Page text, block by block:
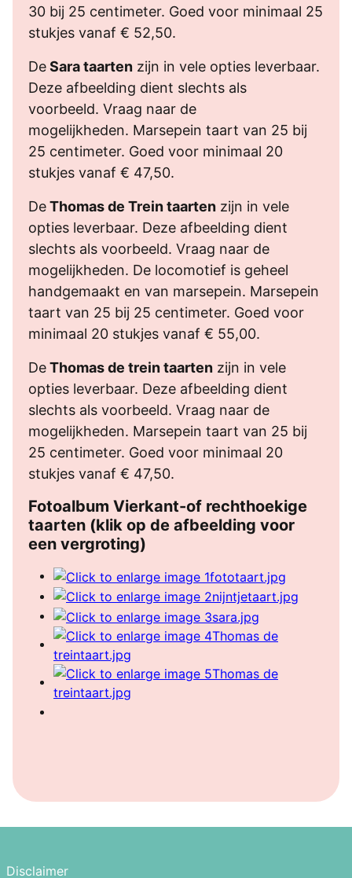
30 bij 25 centimeter. Goed voor minimaal 25
stukjes vanaf € 52,50.
DeSara taarten zijn in vele opties leverbaar.
Deze afbeelding dient slechts als
voorbeeld. Vraag naar de
mogelijkheden. Marsepein taart van 25 bij
25 centimeter. Goed voor minimaal 20
stukjes vanaf € 47,50.
DeThomas de Trein taarten zijn in vele
opties leverbaar. Deze afbeelding dient
slechts als voorbeeld. Vraag naar de
mogelijkheden. De locomotief is geheel
handgemaakt en van marsepein. Marsepein
taart van 25 bij 25 centimeter. Goed voor
minimaal 20 stukjes vanaf € 55,00.
DeThomas de trein taarten zijn in vele
opties leverbaar. Deze afbeelding dient
slechts als voorbeeld. Vraag naar de
mogelijkheden. Marsepein taart van 25 bij
25 centimeter. Goed voor minimaal 20
stukjes vanaf € 47,50.
Fotoalbum Vierkant-of rechthoekige
taarten (klik op de afbeelding voor
een vergroting)
Disclaimer